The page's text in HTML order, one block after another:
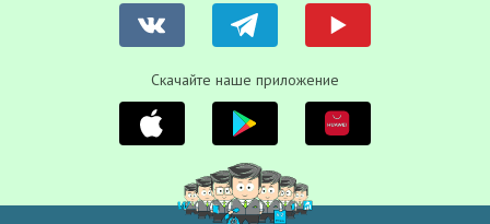
Скачайте наше приложение